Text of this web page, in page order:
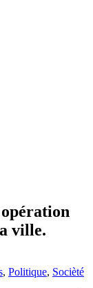
ville.
, Politique, Socièté